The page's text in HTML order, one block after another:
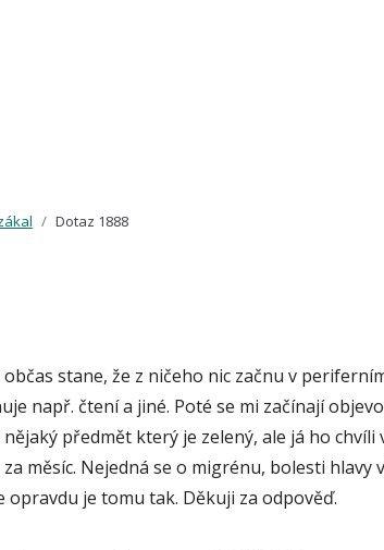
Dotaz 1888
stane, že z ničeho nic začnu v
např. čtení a jiné. Poté se mi začínají
předmět který je zelený, ale já ho
měsíc. Nejedná se o migrénu, bolesti
opravdu je tomu tak. Děkuji za odpověď.